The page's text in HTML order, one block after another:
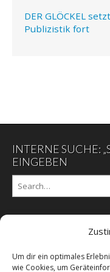
Um dir ein optimales
wie Cookies, um
DER GLÖCKEL
Publizistik fort
INTERNE SUCHE:
EINGEBEN
Datenschutzerklärung